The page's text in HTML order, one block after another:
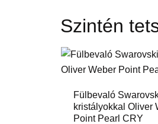
Szintén
Fülbevaló
kristályokkal Oliver
Point Pearl CRY